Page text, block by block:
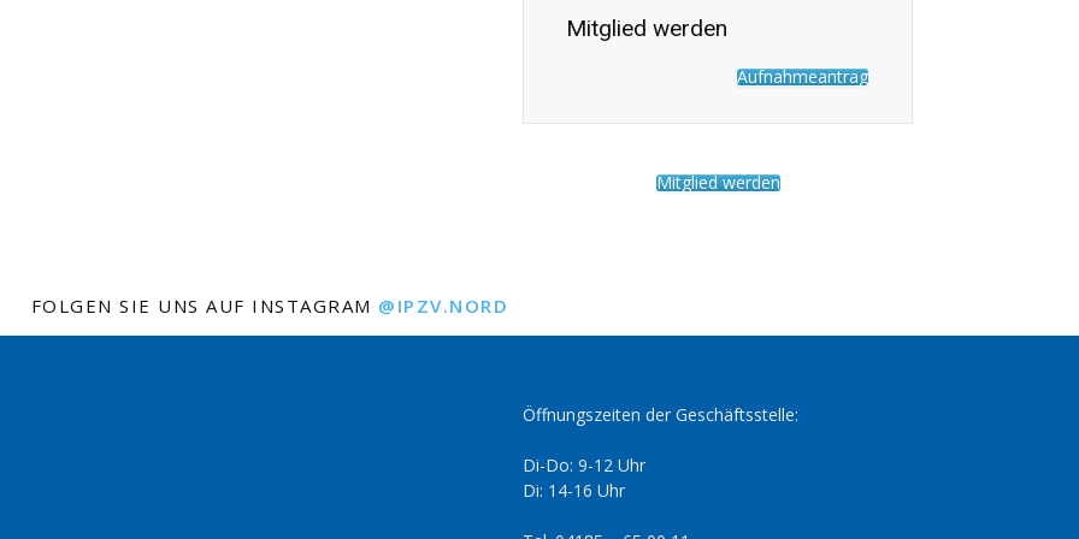
Mitglied werden
Aufnahmeantrag
Mitglied werden
FOLGEN SIE UNS AUF INSTAGRAM @IPZV.NORD
Öffnungszeiten der Geschäftsstelle:
Di-Do: 9-12 Uhr
Di: 14-16 Uhr